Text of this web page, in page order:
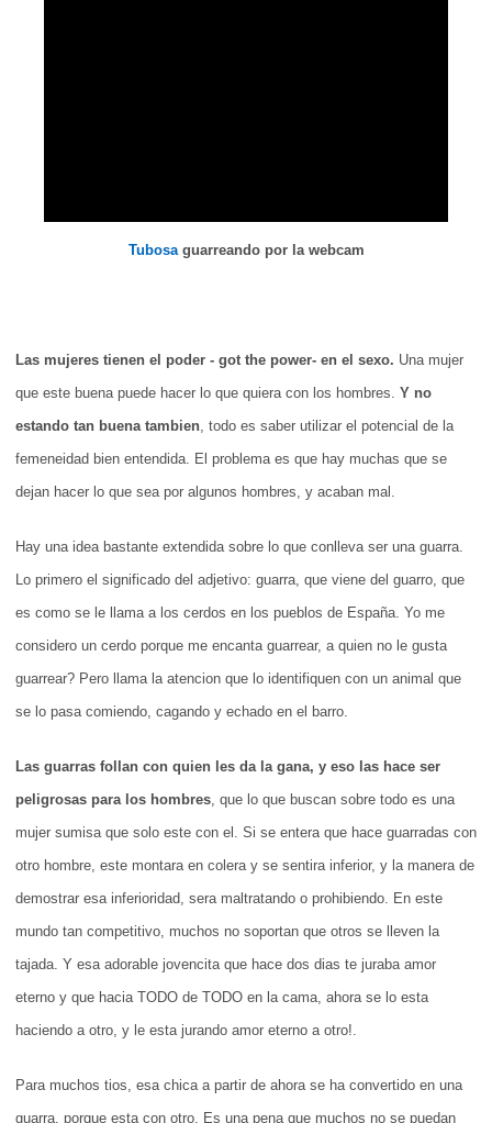
Tubosaguarreando por la webcam
Las mujeres tienen el poder - got the power- en el sexo. Una mujer
que este buena puede hacer lo que quiera con los hombres. Y no
estando tan buena tambien , todo es saber utilizar el potencial de la
femeneidad bien entendida. El problema es que hay muchas que se
dejan hacer lo que sea por algunos hombres, y acaban mal.
Hay una idea bastante extendida sobre lo que conlleva ser una guarra.
Lo primero el significado del adjetivo: guarra, que viene del guarro, que
es como se le llama a los cerdos en los pueblos de España. Yo me
considero un cerdo porque me encanta guarrear, a quien no le gusta
guarrear? Pero llama la atencion que lo identifiquen con un animal que
se lo pasa comiendo, cagando y echado en el barro.
Las guarras follan con quien les da la gana, y eso las hace ser
peligrosas para los hombres , que lo que buscan sobre todo es una
mujer sumisa que solo este con el. Si se entera que hace guarradas con
otro hombre, este montara en colera y se sentira inferior, y la manera de
demostrar esa inferioridad, sera maltratando o prohibiendo. En este
mundo tan competitivo, muchos no soportan que otros se lleven la
tajada. Y esa adorable jovencita que hace dos dias te juraba amor
eterno y que hacia TODO de TODO en la cama, ahora se lo esta
haciendo a otro, y le esta jurando amor eterno a otro!.
Para muchos tios, esa chica a partir de ahora se ha convertido en una
guarra, porque esta con otro. Es una pena que muchos no se puedan